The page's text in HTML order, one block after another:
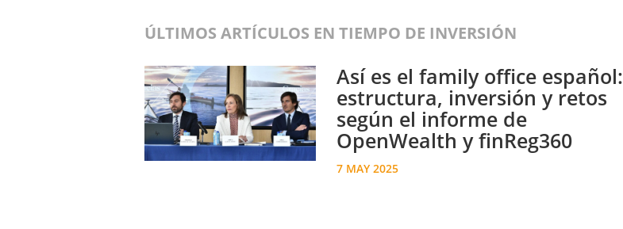
ÚLTIMOS ARTÍCULOS EN TIEMPO DE INVERSIÓN
Así es el family office español:
estructura, inversión y retos
según el informe de
OpenWealth y finReg360
7 MAY 2025